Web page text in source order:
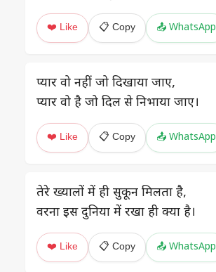
❤️ Like 📋 Copy 📤 WhatsApp
प्यार वो नहीं जो दिखाया जाए,
प्यार वो है जो दिल से निभाया जाए।
❤️ Like 📋 Copy 📤 WhatsApp
तेरे ख्यालों में ही सुकून मिलता है,
वरना इस दुनिया में रखा ही क्या है।
❤️ Like 📋 Copy 📤 WhatsApp